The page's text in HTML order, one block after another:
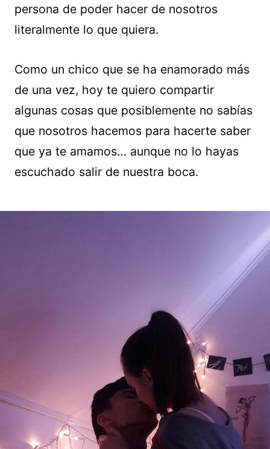
persona de poder hacer de nosotros
literalmente lo que quiera.
Como un chico que se ha enamorado más
de una vez, hoy te quiero compartir
algunas cosas que posiblemente no sabías
que nosotros hacemos para hacerte saber
que ya te amamos… aunque no lo hayas
escuchado salir de nuestra boca.